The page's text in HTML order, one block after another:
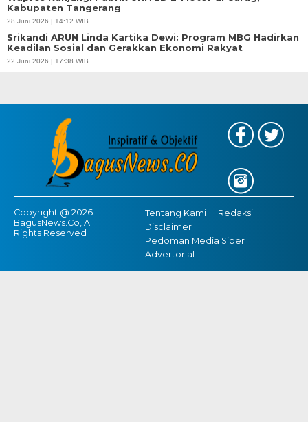
Kabupaten Tangerang
28 Juni 2026 | 14:12 WIB
Srikandi ARUN Linda Kartika Dewi: Program MBG Hadirkan
Keadilan Sosial dan Gerakkan Ekonomi Rakyat
22 Juni 2026 | 17:38 WIB
APBD Tahun 2025 Anggarkan Rp200 Miliar | Program Makan Bergizi
Copyright @ 2026
BagusNews.Co, All
Rights Reserved
Tentang Kami
Redaksi
Disclaimer
Pedoman Media Siber
Advertorial